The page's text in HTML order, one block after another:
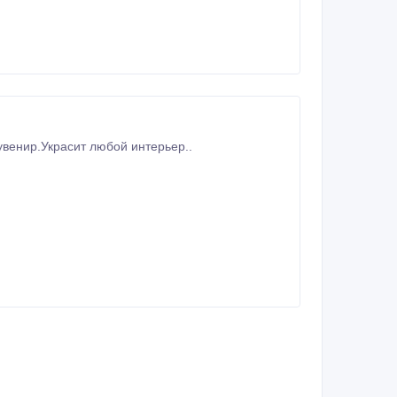
любой интерьер..